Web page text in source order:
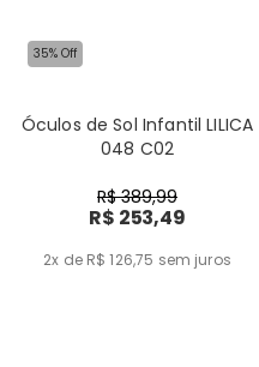
35% Off
Óculos de Sol Infantil LILICA
048 C02
R$ 389,99
R$ 253,49
2x de R$ 126,75 sem juros